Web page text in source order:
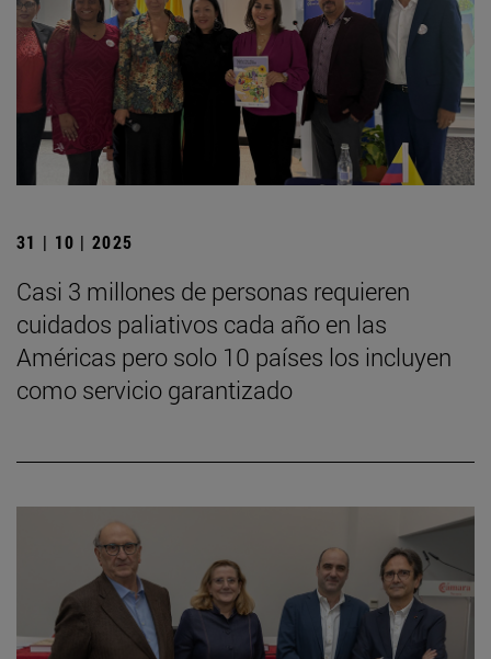
31 | 10 | 2025
Casi 3 millones de personas requieren
cuidados paliativos cada año en las
Américas pero solo 10 países los incluyen
como servicio garantizado